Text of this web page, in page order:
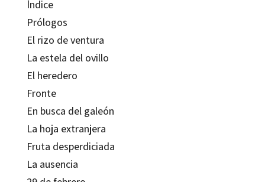
Índice
Prólogos
El rizo de ventura
La estela del ovillo
El heredero
Fronte
En busca del galeón
La hoja extranjera
Fruta desperdiciada
La ausencia